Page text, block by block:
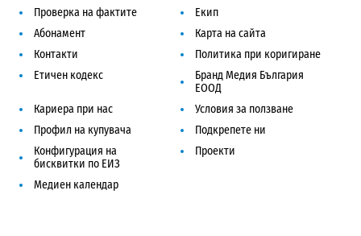
Проверка на фактите
Екип
Абонамент
Карта на сайта
Контакти
Политика при коригиране
Етичен кодекс
Бранд Медия България
ЕООД
Кариера при нас
Условия за ползване
Профил на купувача
Подкрепете ни
Конфигурация на
бисквитки по ЕИЗ
Проекти
Медиен календар